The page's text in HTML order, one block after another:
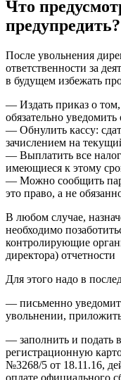
Что
предупредить?
После увольнения
ответственности за
в будущем избежать
— Издать приказ о том,
обязательно
— Обнулить кассу:
зачислением на
— Выплатить все
имеющиеся к этому
— Можно сообщить
это право, а не
В любом случае,
необходимо
контролирующие
директора) отчетности
Для этого надо в
— письменно
увольнении,
— заполнить и подать
регистрационную
№3268/5 от 18.11.16,
оплате официального